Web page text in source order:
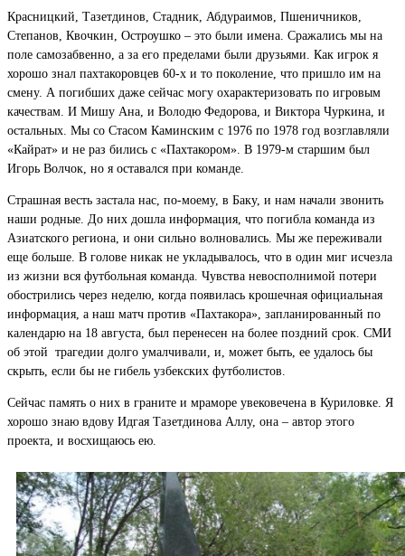
Красницкий, Тазетдинов, Стадник, Абдураимов, Пшеничников,
Степанов, Квочкин, Остроушко – это были имена. Сражались мы на
поле самозабвенно, а за его пределами были друзьями. Как игрок я
хорошо знал пахтакоровцев 60-х и то поколение, что пришло им на
смену. А погибших даже сейчас могу охарактеризовать по игровым
качествам. И Мишу Ана, и Володю Федорова, и Виктора Чуркина, и
остальных. Мы со Стасом Каминским с 1976 по 1978 год возглавляли
«Кайрат» и не раз бились с «Пахтакором». В 1979-м старшим был
Игорь Волчок, но я оставался при команде.
Страшная весть застала нас, по-моему, в Баку, и нам начали звонить
наши родные. До них дошла информация, что погибла команда из
Азиатского региона, и они сильно волновались. Мы же переживали
еще больше. В голове никак не укладывалось, что в один миг исчезла
из жизни вся футбольная команда. Чувства невосполнимой потери
обострились через неделю, когда появилась крошечная официальная
информация, а наш матч против «Пахтакора», запланированный по
календарю на 18 августа, был перенесен на более поздний срок. СМИ
об этой трагедии долго умалчивали, и, может быть, ее удалось бы
скрыть, если бы не гибель узбекских футболистов.
Сейчас память о них в граните и мраморе увековечена в Куриловке. Я
хорошо знаю вдову Идгая Тазетдинова Аллу, она – автор этого
проекта, и восхищаюсь ею.